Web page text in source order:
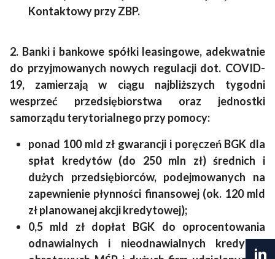
Kontaktowy przy ZBP.
2. Banki i bankowe spółki leasingowe, adekwatnie
do przyjmowanych nowych regulacji dot. COVID-
19, zamierzają w ciągu najbliższych tygodni
wesprzeć przedsiębiorstwa oraz jednostki
samorządu terytorialnego przy pomocy:
ponad 100 mld zł gwarancji i poręczeń BGK dla
spłat kredytów (do 250 mln zł) średnich i
dużych przedsiębiorców, podejmowanych na
zapewnienie płynności finansowej (ok. 120 mld
zł planowanej akcji kredytowej);
0,5 mld zł dopłat BGK do oprocentowania
odnawialnych i nieodnawialnych kredytów